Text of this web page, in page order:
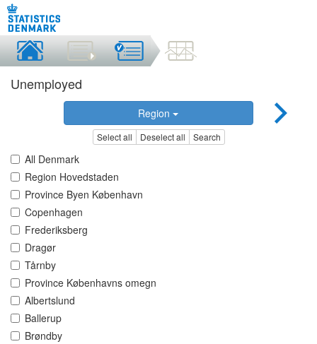
Unemployed
Region
Select all Deselect all Search
All Denmark
Region Hovedstaden
Province Byen København
Copenhagen
Frederiksberg
Dragør
Tårnby
Province Københavns omegn
Albertslund
Ballerup
Brøndby